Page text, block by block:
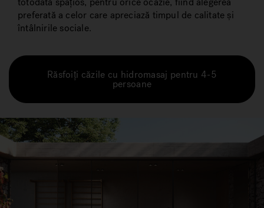
preferată a celor care apreciază timpul de calitate și
întâlnirile sociale.
Răsfoiți căzile cu hidromasaj pentru 4-5
persoane